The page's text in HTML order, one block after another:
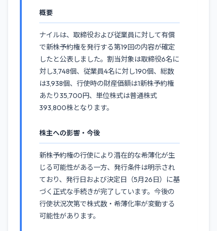
概要
ナイルは、取締役および従業員に対して有償
で新株予約権を発行する第19回の内容が確定
したと公表しました。割当対象は取締役6名に
対し3,748個、従業員4名に対し190個、総数
は3,938個、行使時の財産価額は1新株予約権
あたり35,700円、単位株式は普通株式
393,800株となります。
株主への影響・今後
新株予約権の行使により潜在的な希薄化が生
じる可能性がある一方、発行条件は明示され
ており、発行日および決定日（5月26日）に基
づく正式な手続きが完了しています。今後の
行使状況次第で株式数・希薄化率が変動する
可能性があります。